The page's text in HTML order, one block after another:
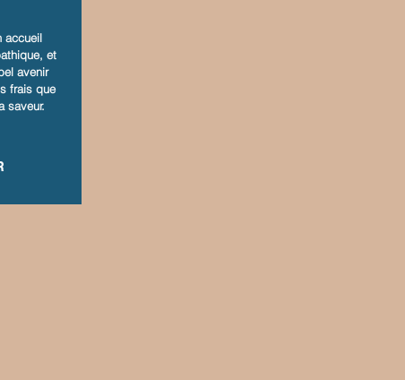
accueil
et
avenir
frais que
saveur.